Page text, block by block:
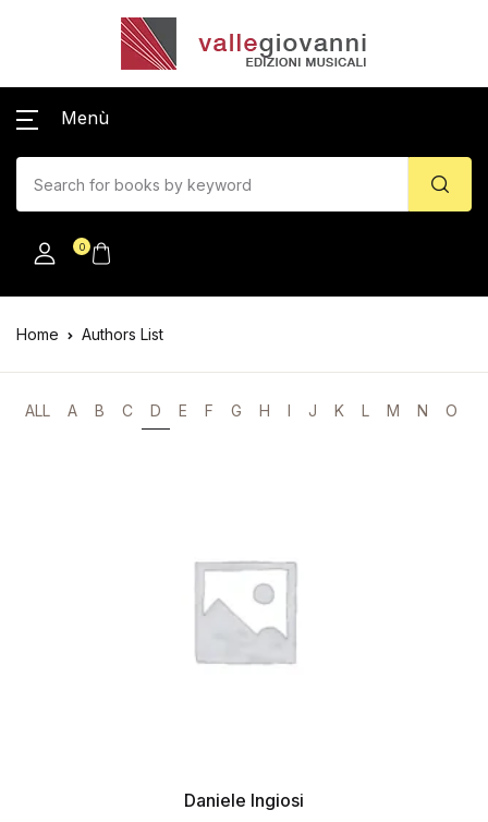
Menù
0
Home Authors List
ALL A B C D E F G H I J K L M N O
Daniele Ingiosi